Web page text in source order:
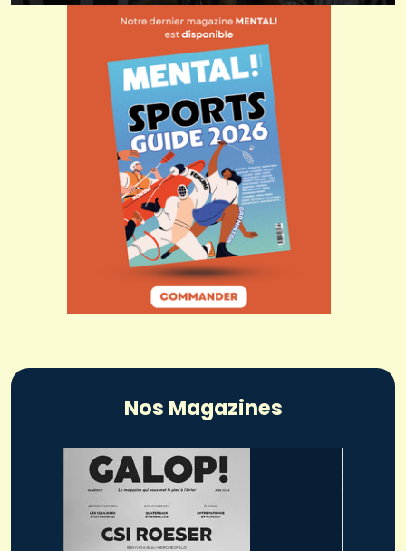
Nos Magazines